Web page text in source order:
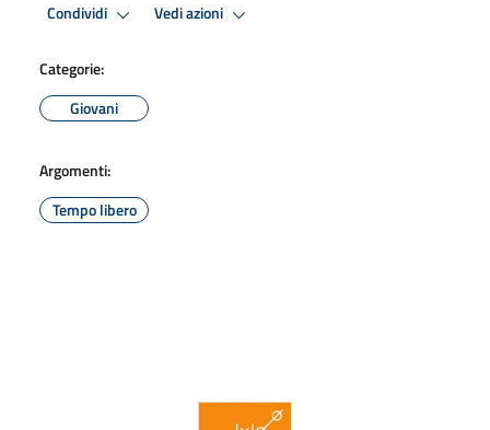
Condividi Vedi azioni
Categorie:
Giovani
Argomenti:
Tempo libero